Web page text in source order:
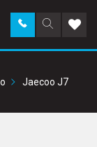
Поиск
по
Заказать
звонок в
Jaecoo J7